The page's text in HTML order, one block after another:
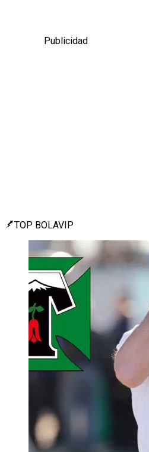
Publicidad
TOP BOLAVIP